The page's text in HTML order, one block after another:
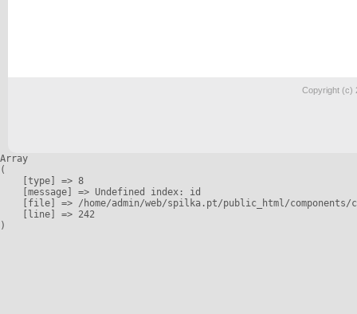
Copyright (c)
Array
(
    [type] => 8
    [message] => Undefined index: id
[file] => /home/admin/web/spilka.pt/public_html/
    [line] => 242